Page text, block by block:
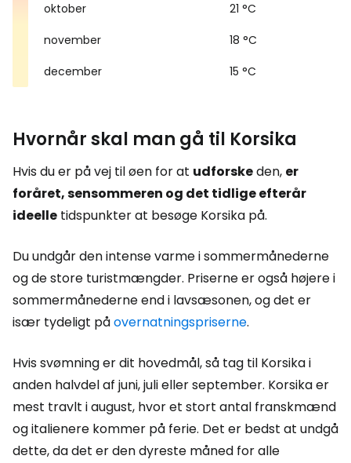
oktober
21 °C
november
18 °C
december
15 °C
Hvornår skal man gå til Korsika
Hvis du er på vej til øen for at udforskeden, er
foråret, sensommeren og det tidlige efterår
ideelle tidspunkter at besøge Korsika på.
Du undgår den intense varme i sommermånederne
og de store turistmængder. Priserne er også højere i
sommermånederne end i lavsæsonen, og det er
især tydeligt påovernatningspriserne.
Hvis svømning er dit hovedmål, så tag til Korsika i
anden halvdel af juni, juli eller september. Korsika er
mest travlt i august, hvor et stort antal franskmænd
og italienere kommer på ferie. Det er bedst at undgå
dette, da det er den dyreste måned for alle